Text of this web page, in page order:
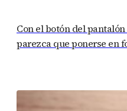
Con el botón del
parezca que ponerse en